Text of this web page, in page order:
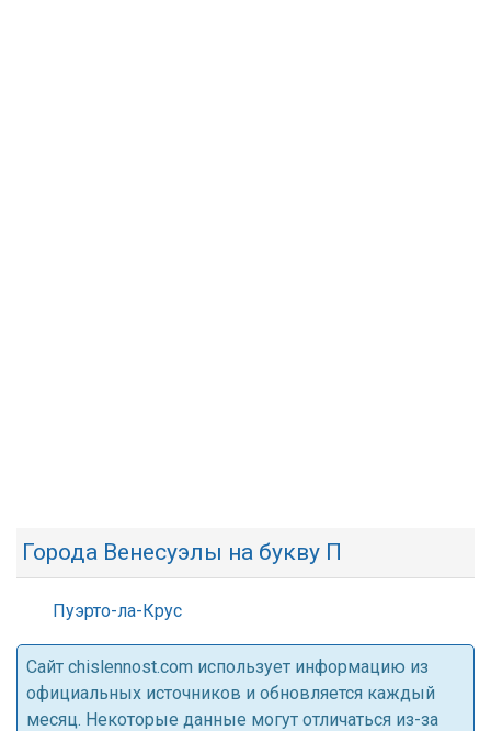
Города Венесуэлы на букву П
Пуэрто-ла-Крус
Cайт chislennost.com использует информацию из
официальных источников и обновляется каждый
месяц. Некоторые данные могут отличаться из-за